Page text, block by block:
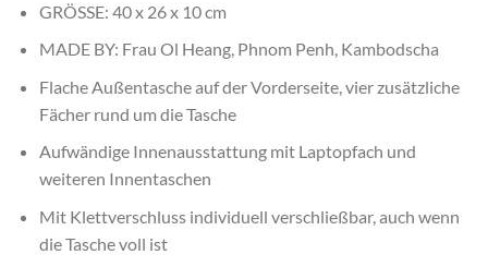
GRÖSSE: 40 x 26 x 10 cm
MADE BY: Frau Ol Heang, Phnom Penh, Kambodscha
Flache Außentasche auf der Vorderseite, vier zusätzliche
Fächer rund um die Tasche
Aufwändige Innenausstattung mit Laptopfach und
weiteren Innentaschen
Mit Klettverschluss individuell verschließbar, auch wenn
die Tasche voll ist